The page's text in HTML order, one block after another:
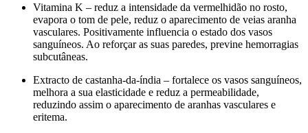
Vitamina K – reduz a intensidade da vermelhidão no rosto,
evapora o tom de pele, reduz o aparecimento de veias aranha
vasculares. Positivamente influencia o estado dos vasos
sanguíneos. Ao reforçar as suas paredes, previne hemorragias
subcutâneas.
Extracto de castanha-da-índia – fortalece os vasos sanguíneos,
melhora a sua elasticidade e reduz a permeabilidade,
reduzindo assim o aparecimento de aranhas vasculares e
eritema.